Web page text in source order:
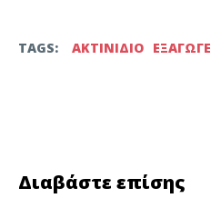
TAGS: ΑΚΤΙΝΙΔΙΟ
Διαβάστε επίσης